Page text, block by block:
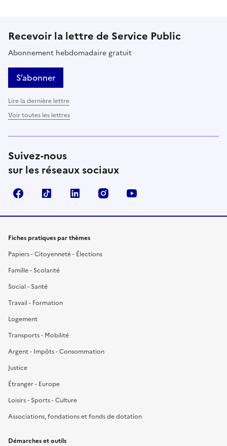
Recevoir la lettre de Service Public
Abonnement hebdomadaire gratuit
S’abonner
Lire la dernière lettre
Voir toutes les lettres
Suivez-nous
sur les réseaux sociaux
FacebookTikTok LinkedIn Instagram
Fiches pratiques par thèmes
Papiers - Citoyenneté - Élections
Famille - Scolarité
Social - Santé
Travail - Formation
Logement
Transports - Mobilité
Argent - Impôts - Consommation
Justice
Étranger - Europe
Loisirs - Sports - Culture
Associations, fondations et fonds de dotation
Démarches et outils